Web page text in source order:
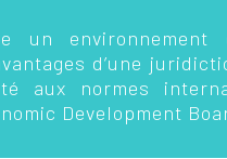
un environnement
d’une
aux normes
Development